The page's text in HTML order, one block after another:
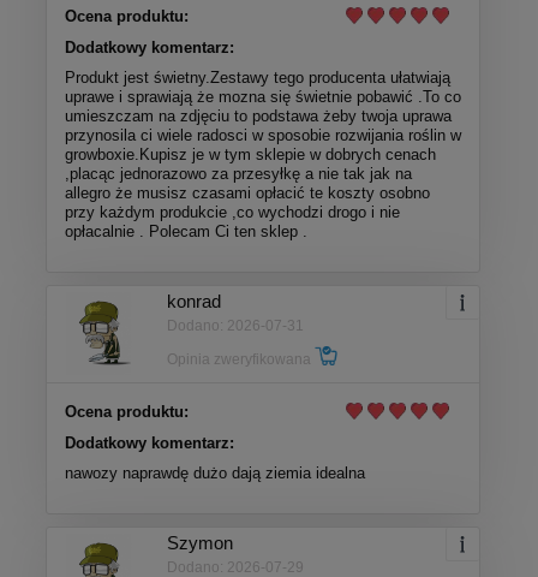
Ocena produktu:
Dodatkowy komentarz:
Produkt jest świetny.Zestawy tego producenta ułatwiają
uprawe i sprawiają że mozna się świetnie pobawić .To co
umieszczam na zdjęciu to podstawa żeby twoja uprawa
przynosila ci wiele radosci w sposobie rozwijania roślin w
growboxie.Kupisz je w tym sklepie w dobrych cenach
,placąc jednorazowo za przesyłkę a nie tak jak na
allegro że musisz czasami opłacić te koszty osobno
przy każdym produkcie ,co wychodzi drogo i nie
opłacalnie . Polecam Ci ten sklep .
konrad
Dodano: 2026-07-31
Opinia zweryfikowana
Ocena produktu:
Dodatkowy komentarz:
nawozy naprawdę dużo dają ziemia idealna
Szymon
Dodano: 2026-07-29